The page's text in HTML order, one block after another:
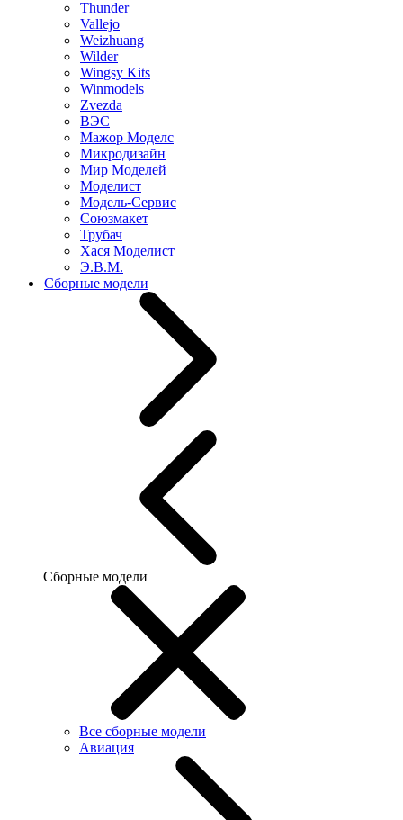
Thunder
Vallejo
Weizhuang
Wilder
Wingsy Kits
Winmodels
Zvezda
ВЭС
Мажор Моделс
Микродизайн
Мир Моделей
Моделист
Модель-Сервис
Союзмакет
Трубач
Хася Моделист
Э.В.М.
Сборные модели
Сборные модели
Все сборные модели
Авиация